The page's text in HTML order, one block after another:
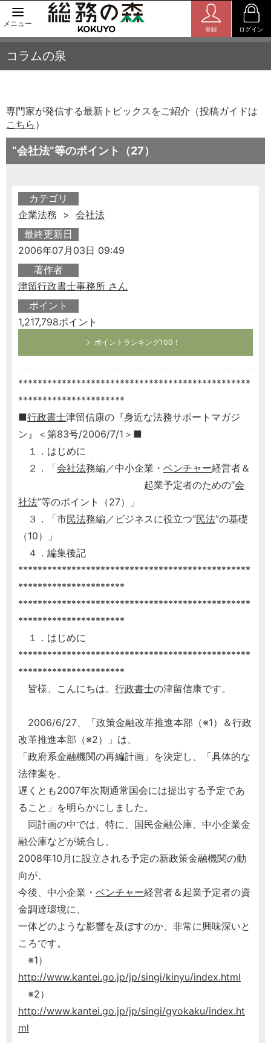
メニュー
登録 ログイン
コラムの泉
専門家が発信する最新トピックスをご紹介（投稿ガイドは
こちら ）
“会社法”等のポイント（27）
カテゴリ
企業法務 > 会社法
最終更新日
2006年07月03日 09:49
著作者
津留行政書士事務所 さん
ポイント
1,217,798ポイント
ポイントランキング100！
************************************************
**********************
■行政書士津留信康の『身近な法務サポートマガジ
ン』＜第83号/2006/7/1＞■
１．はじめに
２．「会社法務編／中小企業・ ベンチャー経営者＆
起業予定者のための“会
社法”等のポイント（27）」
３．「市民法務編／ビジネスに役立つ“民法”の基礎
（10）」
４．編集後記
************************************************
**********************
************************************************
**********************
１．はじめに
************************************************
**********************
皆様、こんにちは。 行政書士の津留信康です。
2006/6/27、「政策金融改革推進本部（※1）＆行政
改革推進本部（※2）」は、
「政府系金融機関の再編計画」を決定し、「具体的な
法律案を、
遅くとも2007年次期通常国会には提出する予定であ
ること」を明らかにしました。
同計画の中では、特に、国民金融公庫、中小企業金
融公庫などが統合し、
2008年10月に設立される予定の新政策金融機関の動
向が、
今後、中小企業・ ベンチャー経営者＆起業予定者の資
金調達環境に、
一体どのような影響を及ぼすのか、非常に興味深いと
ころです。
※1）
http://www.kantei.go.jp/jp/singi/kinyu/index.html
※2）
http://www.kantei.go.jp/jp/singi/gyokaku/index.ht
ml